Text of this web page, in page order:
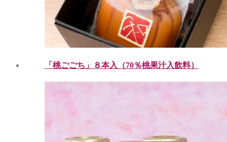
「桃ごごち」８本入（70％桃果汁入飲料）